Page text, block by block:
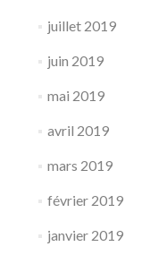
juillet 2019
juin 2019
mai 2019
avril 2019
mars 2019
février 2019
janvier 2019